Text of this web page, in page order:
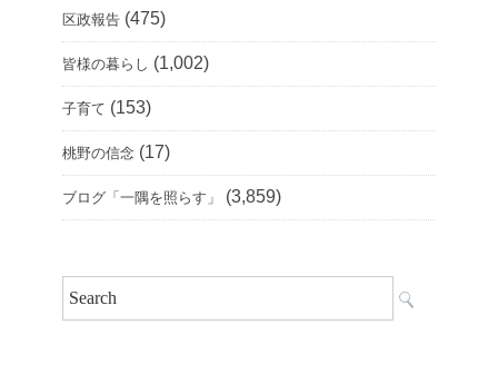
区政報告 (475)
皆様の暮らし (1,002)
子育て (153)
桃野の信念 (17)
ブログ「一隅を照らす」 (3,859)